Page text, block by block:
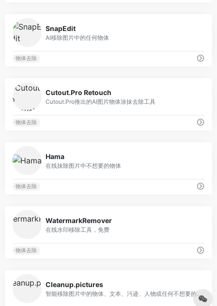
SnapEdit
AI移除图片中的任何物体
物体去除
Cutout.Pro Retouch
Cutout.Pro推出的AI图片物体涂抹去除工具
物体去除
Hama
在线抹除图片中不想要的物体
物体去除
WatermarkRemover
在线水印移除工具，免费
物体去除
Cleanup.pictures
智能移除图片中的物体、文本、污迹、人物或任何不想要的东西